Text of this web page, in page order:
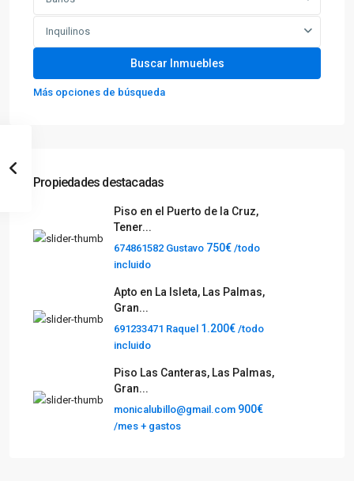
Inquilinos
Más opciones de búsqueda
Propiedades destacadas
Piso en el Puerto de la Cruz,
Tener...
674861582 Gustavo 750€ /todo
incluido
Apto en La Isleta, Las Palmas,
Gran...
691233471 Raquel 1.200€ /todo
incluido
Piso Las Canteras, Las Palmas,
Gran...
monicalubillo@gmail.com 900€
/mes + gastos